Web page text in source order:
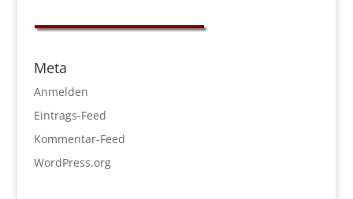
Meta
Anmelden
Eintrags-Feed
Kommentar-Feed
WordPress.org